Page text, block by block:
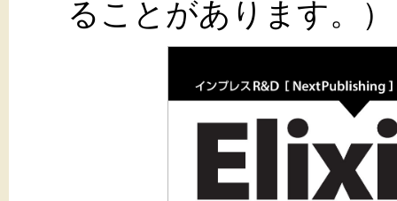
ることがあります。）